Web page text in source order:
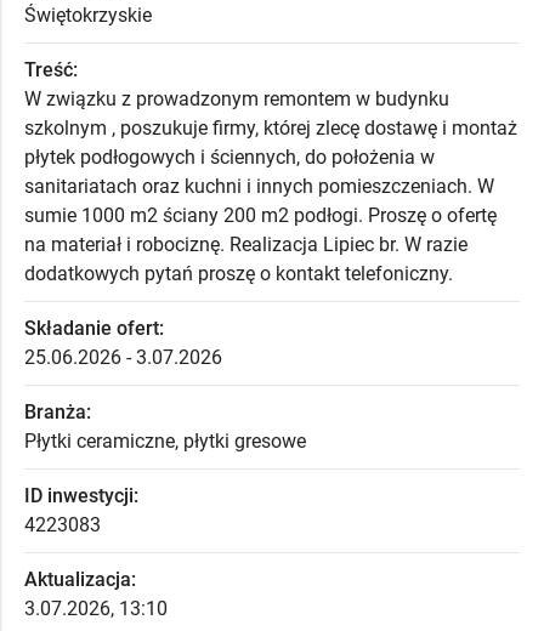
Świętokrzyskie
Treść:
W związku z prowadzonym remontem w budynku
szkolnym , poszukuje firmy, której zlecę dostawę i montaż
płytek podłogowych i ściennych, do położenia w
sanitariatach oraz kuchni i innych pomieszczeniach. W
sumie 1000 m2 ściany 200 m2 podłogi. Proszę o ofertę
na materiał i robociznę. Realizacja Lipiec br. W razie
dodatkowych pytań proszę o kontakt telefoniczny.
Składanie ofert:
25.06.2026 - 3.07.2026
Branża:
Płytki ceramiczne, płytki gresowe
ID inwestycji:
4223083
Aktualizacja:
3.07.2026, 13:10